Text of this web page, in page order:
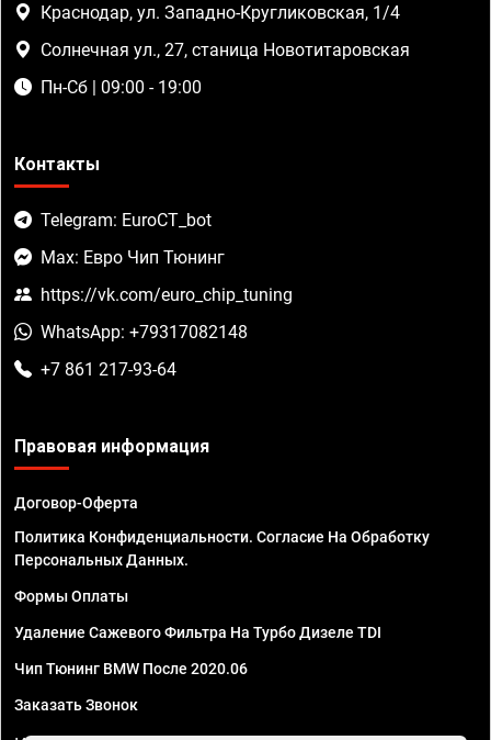
Краснодар, ул. Западно-Кругликовская, 1/4
Солнечная ул., 27, станица Новотитаровская
Пн-Сб | 09:00 - 19:00
Контакты
Telegram: EuroCT_bot
Max: Евро Чип Тюнинг
https://vk.com/euro_chip_tuning
WhatsApp: +79317082148
+7 861 217-93-64
Правовая информация
Договор-Оферта
Политика Конфиденциальности. Согласие На Обработку
Персональных Данных.
Формы Оплаты
Удаление Сажевого Фильтра На Турбо Дизеле TDI
Чип Тюнинг BMW После 2020.06
Заказать Звонок